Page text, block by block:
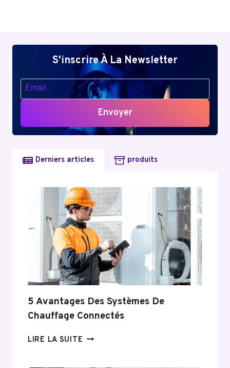
S'inscrire À La Newsletter
Envoyer
Derniers articles produits
5 Avantages Des Systèmes De
Chauffage Connectés
LIRE LA SUITE 5